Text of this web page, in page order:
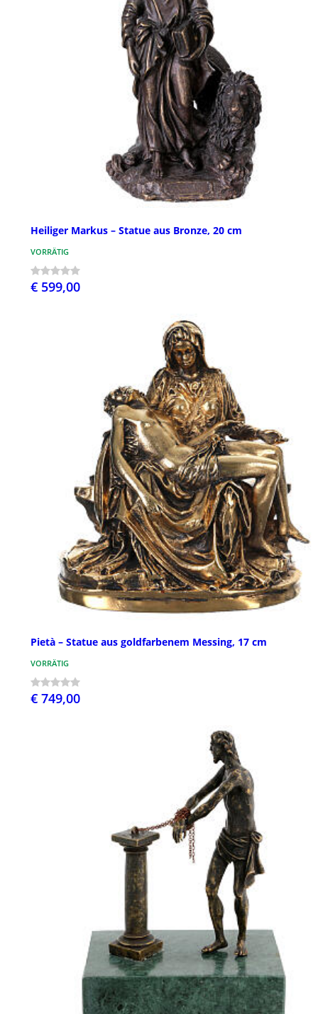
Heiliger Markus – Statue aus Bronze, 20 cm
VORRÄTIG
€ 599,00
Pietà – Statue aus goldfarbenem Messing, 17 cm
VORRÄTIG
€ 749,00